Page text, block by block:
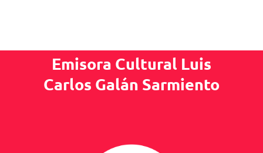
Emisora Cultural Luis
Carlos Galán Sarmiento